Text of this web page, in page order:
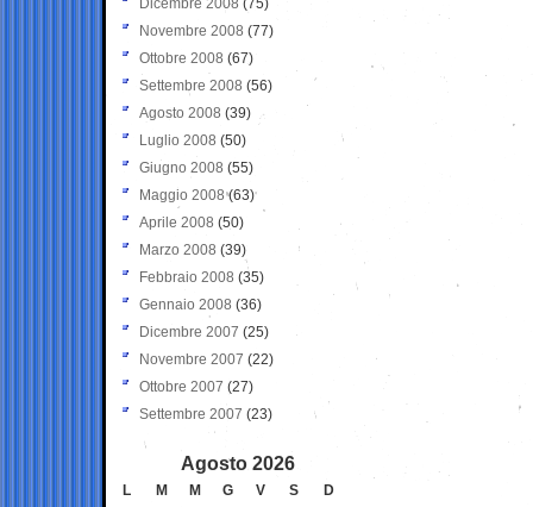
Dicembre 2008 (75)
Novembre 2008 (77)
Ottobre 2008 (67)
Settembre 2008 (56)
Agosto 2008 (39)
Luglio 2008 (50)
Giugno 2008 (55)
Maggio 2008(63)
Aprile 2008 (50)
Marzo 2008 (39)
Febbraio 2008 (35)
Gennaio 2008 (36)
Dicembre 2007 (25)
Novembre 2007 (22)
Ottobre 2007 (27)
Settembre 2007 (23)
Agosto 2026
L M M G V S
D